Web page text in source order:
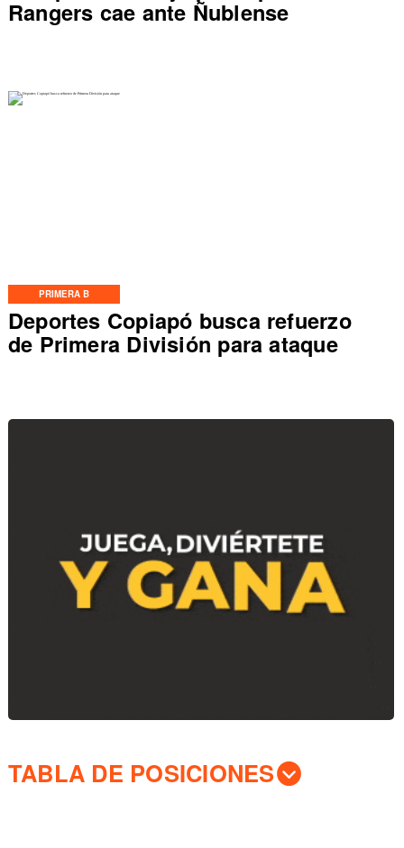
Rangers cae ante Ñublense
PRIMERA B
Deportes Copiapó busca refuerzo
de Primera División para ataque
TABLA DE POSICIONES